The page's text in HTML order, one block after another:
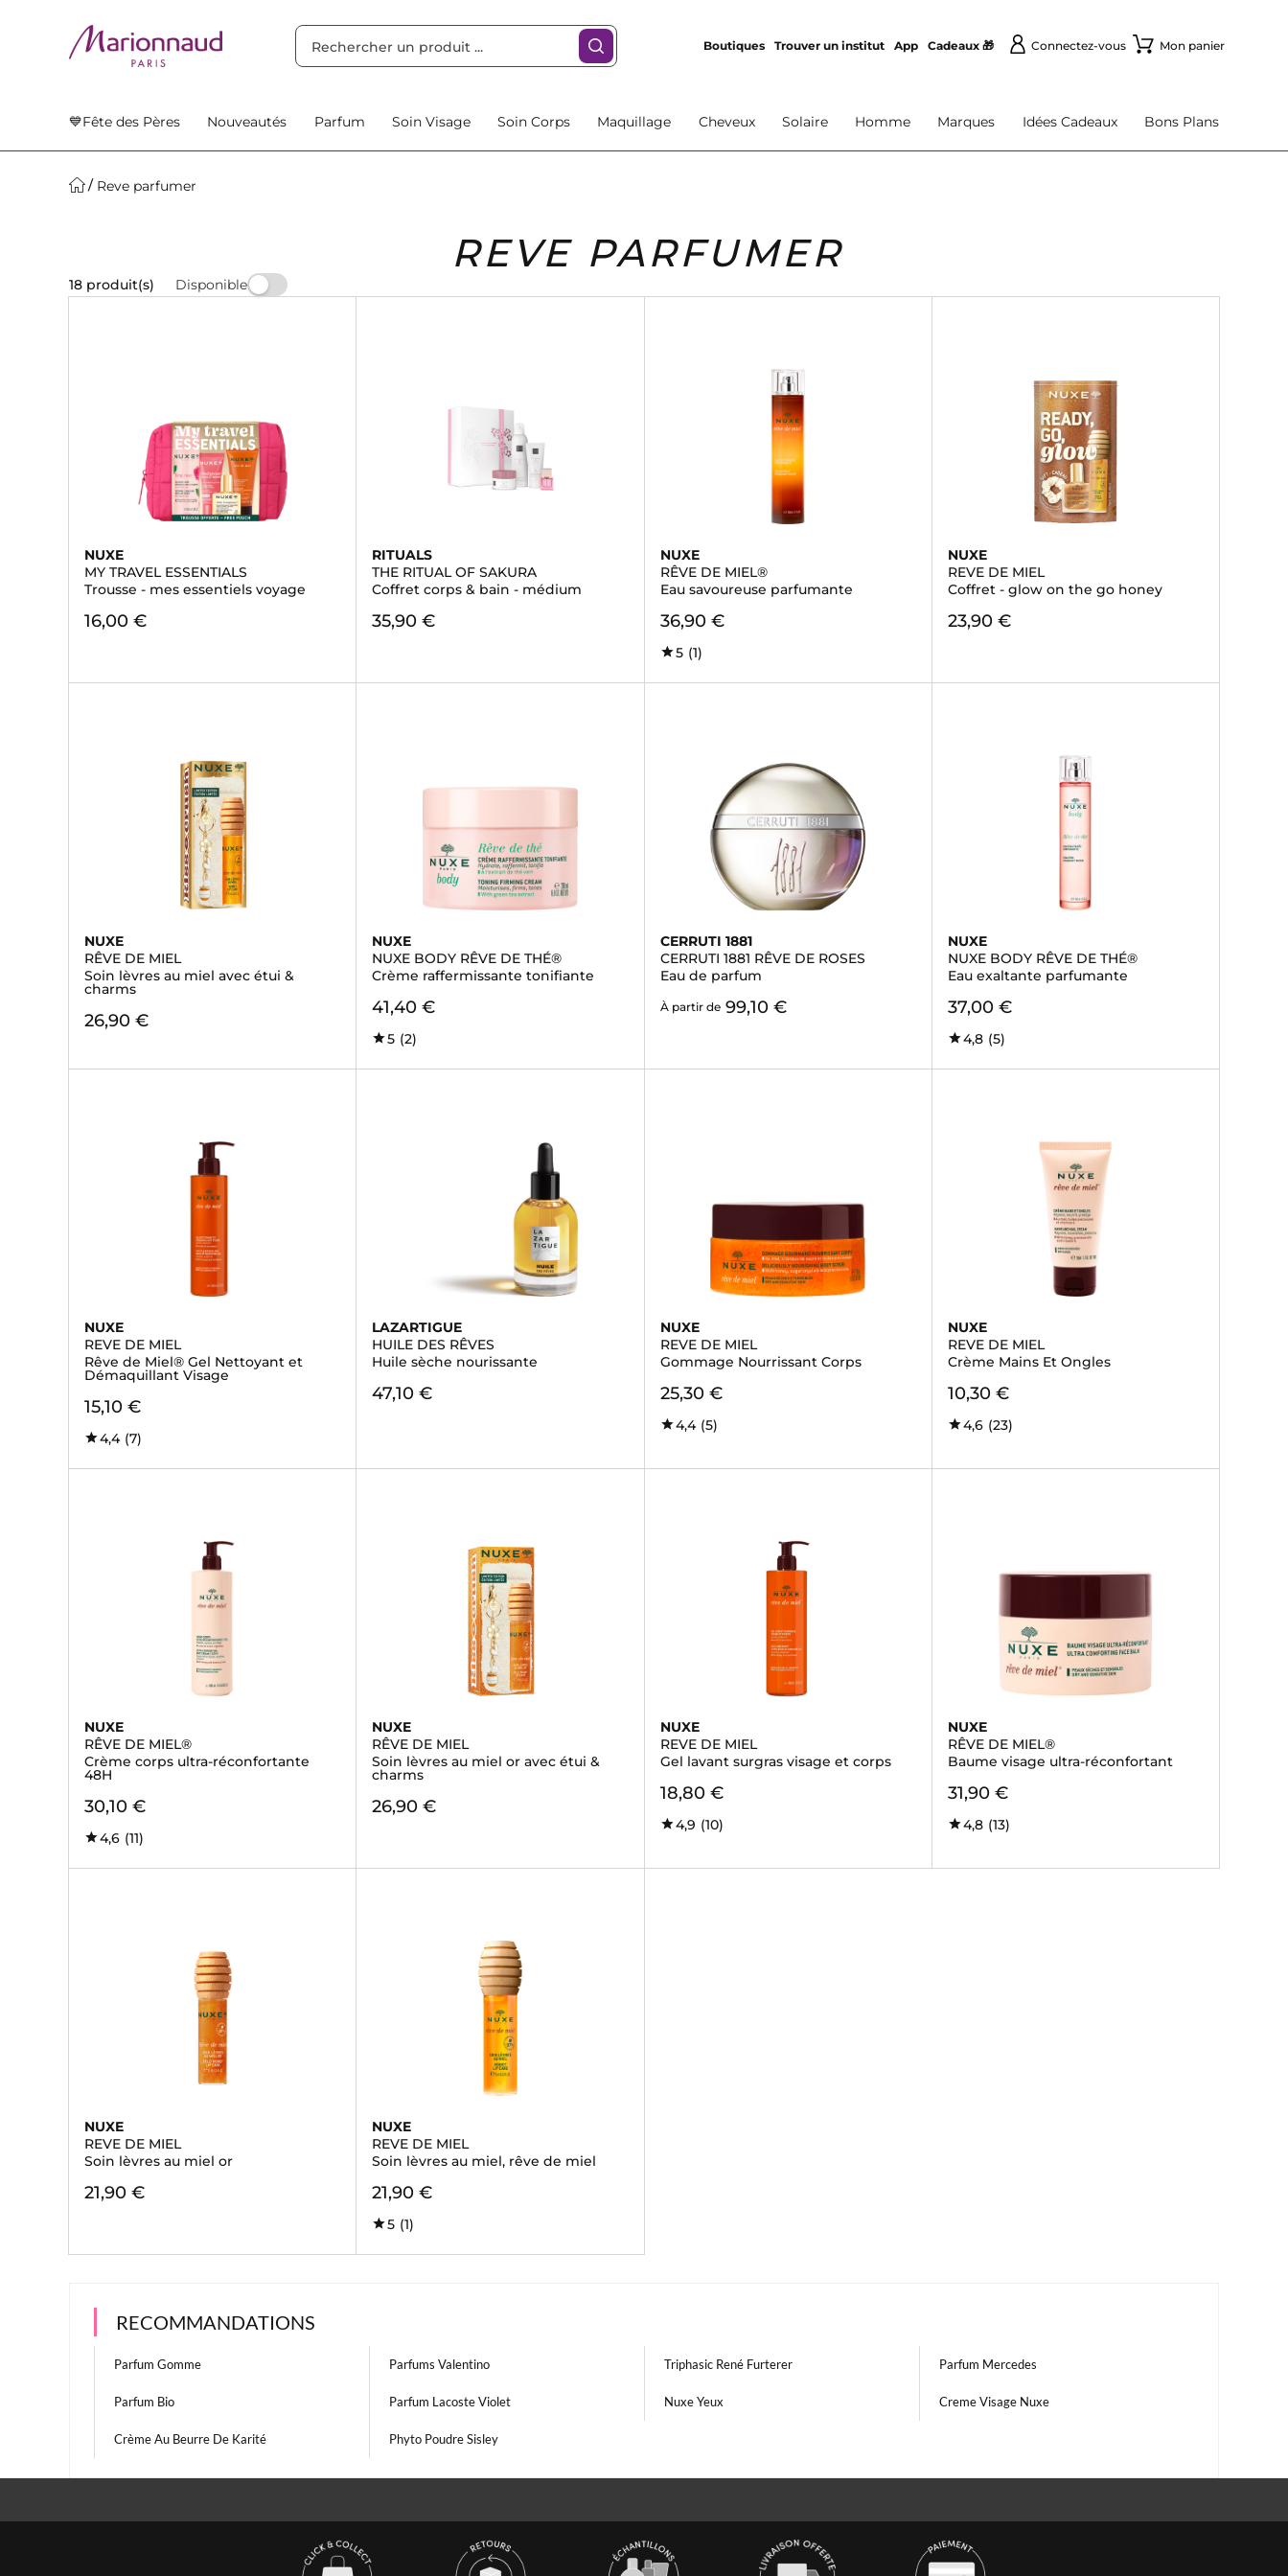
Boutiques Trouver un institut App Cadeaux 🎁 Connectez-vous Mon panier
💙Fête des Pères Nouveautés Parfum Soin Visage Soin Corps Maquillage Cheveux Solaire Homme Marques Idées Cadeaux Bons Plans
Reve parfumer
REVE PARFUMER
18 produit(s) Disponible
NUXE
MY TRAVEL ESSENTIALS
Trousse - mes essentiels voyage
16,00 €
RITUALS
THE RITUAL OF SAKURA
Coffret corps & bain - médium
35,90 €
NUXE
RÊVE DE MIEL®
Eau savoureuse parfumante
36,90 €
5 (1)
NUXE
REVE DE MIEL
Coffret - glow on the go honey
23,90 €
NUXE
RÊVE DE MIEL
Soin lèvres au miel avec étui &
charms
26,90 €
NUXE
NUXE BODY RÊVE DE THÉ®
Crème raffermissante tonifiante
41,40 €
5 (2)
CERRUTI 1881
CERRUTI 1881 RÊVE DE ROSES
Eau de parfum
À partir de 99,10 €
NUXE
NUXE BODY RÊVE DE THÉ®
Eau exaltante parfumante
37,00 €
4,8 (5)
NUXE
REVE DE MIEL
Rêve de Miel® Gel Nettoyant et
Démaquillant Visage
15,10 €
4,4 (7)
LAZARTIGUE
HUILE DES RÊVES
Huile sèche nourissante
47,10 €
NUXE
REVE DE MIEL
Gommage Nourrissant Corps
25,30 €
4,4 (5)
NUXE
REVE DE MIEL
Crème Mains Et Ongles
10,30 €
4,6 (23)
NUXE
RÊVE DE MIEL®
Crème corps ultra-réconfortante
48H
30,10 €
4,6 (11)
NUXE
RÊVE DE MIEL
Soin lèvres au miel or avec étui &
charms
26,90 €
NUXE
REVE DE MIEL
Gel lavant surgras visage et corps
18,80 €
4,9 (10)
NUXE
RÊVE DE MIEL®
Baume visage ultra-réconfortant
31,90 €
4,8 (13)
NUXE
REVE DE MIEL
Soin lèvres au miel or
21,90 €
NUXE
REVE DE MIEL
Soin lèvres au miel, rêve de miel
21,90 €
5 (1)
RECOMMANDATIONS
Parfum Gomme Parfums Valentino Triphasic René Furterer Parfum Mercedes
Parfum Bio Parfum Lacoste Violet Nuxe Yeux Creme Visage Nuxe
Crème Au Beurre De Karité Phyto Poudre Sisley